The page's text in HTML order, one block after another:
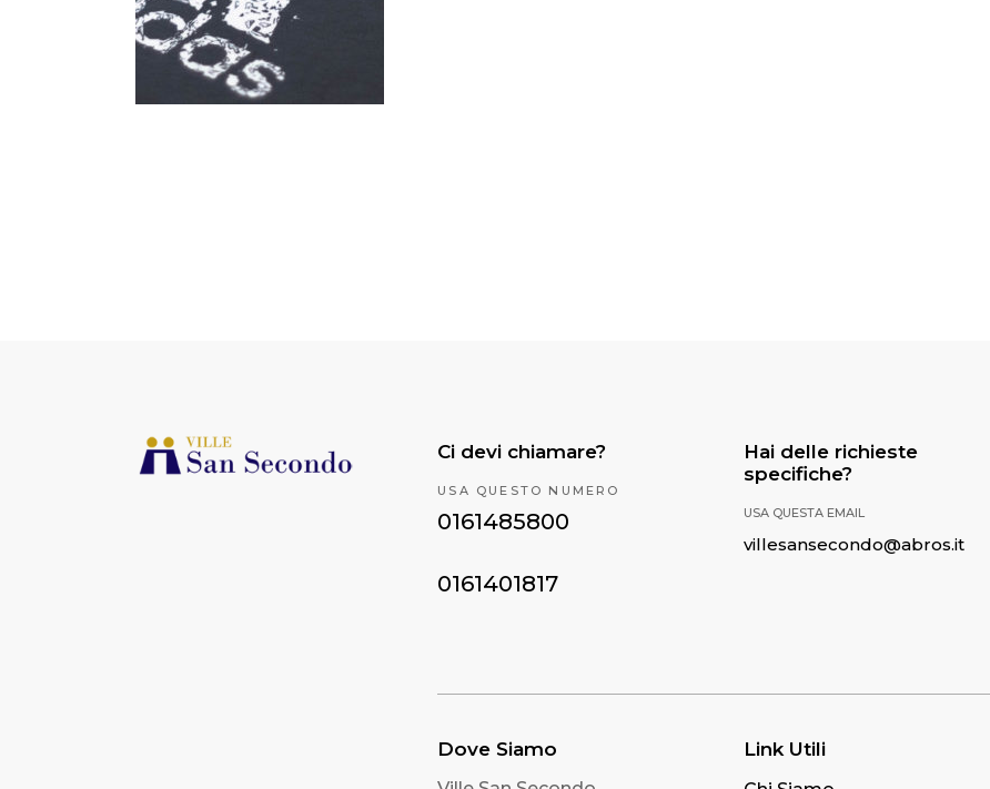
Ci devi chiamare?
USA QUESTO NUMERO
0161485800
0161401817
Hai delle richieste
specifiche?
USA QUESTA EMAIL
villesansecondo@abros.it
Dove Siamo Link Utili